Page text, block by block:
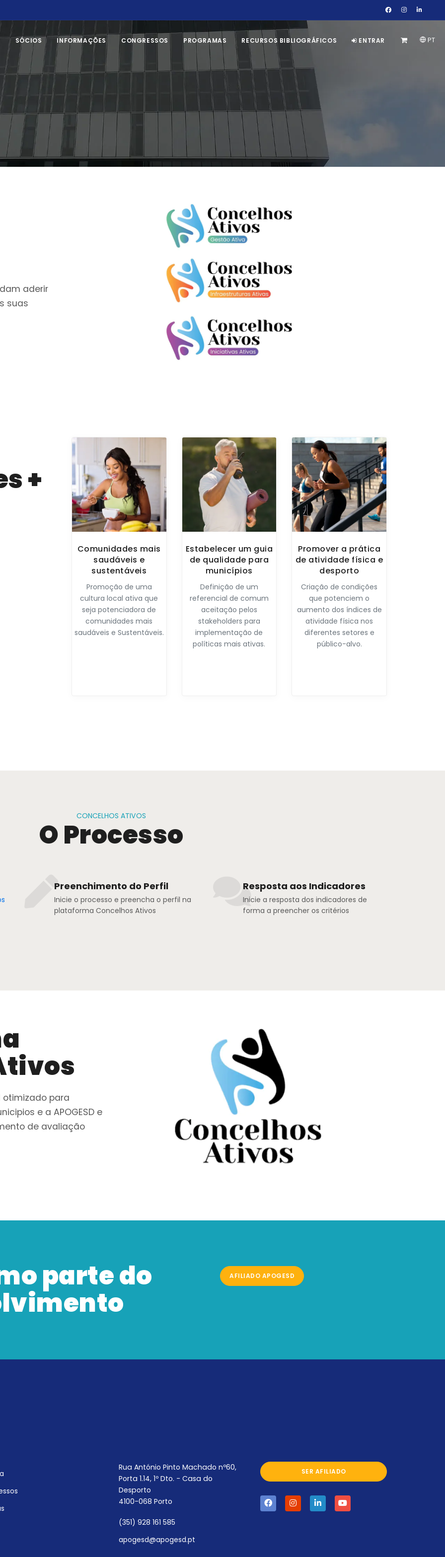
SÓCIOS INFORMAÇÕES CONGRESSOS PROGRAMAS RECURSOS BIBLIOGRÁFICOS ENTRAR PT
aderir
suas
+
Comunidades mais
saudáveis e
sustentáveis
Promoção de uma
cultura local ativa que
seja potenciadora de
comunidades mais
saudáveis e Sustentáveis.
Estabelecer um guia
de qualidade para
municípios
Definição de um
referencial de comum
aceitação pelos
stakeholders para
implementação de
políticas mais ativas.
Promover a prática
de atividade física e
desporto
Criação de condições
que potenciem o
aumento dos índices de
atividade física nos
diferentes setores e
público-alvo.
CONCELHOS ATIVOS
O Processo
Preenchimento do Perfil
Inicie o processo e preencha o perfil na
plataforma Concelhos Ativos
Resposta aos Indicadores
Inicie a resposta dos indicadores de
forma a preencher os critérios
para
e a APOGESD e
de avaliação
parte do AFILIADO APOGESD
Rua António Pinto Machado nº60,
Porta 1.14, 1º Dto. - Casa do
Desporto
4100-068 Porto
(351) 928 161 585
apogesd@apogesd.pt
SER AFILIADO